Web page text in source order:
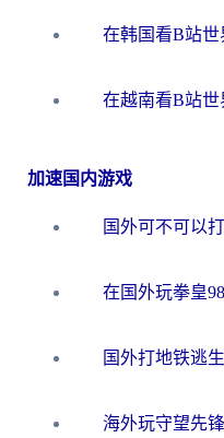
加速国内游戏